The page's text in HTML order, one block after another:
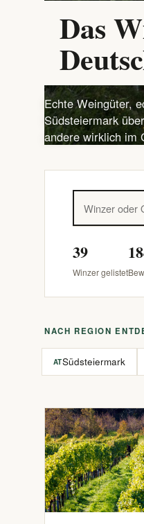
Das
Echte Weingüter,
Südsteiermark
andere wirklich im
39
Winzer gelistet
NACH REGION
ATSüdsteiermark